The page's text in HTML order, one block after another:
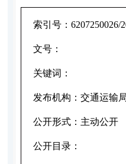
索引号： 6207250026/
文号：
关键词：
发布机构： 交通运输
公开形式： 主动公开
公开目录：